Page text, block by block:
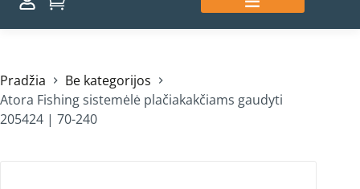
Pradžia
Be kategorijos
Atora Fishing sistemėlė plačiakakčiams gaudyti
205424 | 70-240